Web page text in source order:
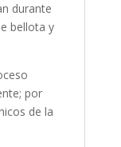
durante
bellota y
por
de la